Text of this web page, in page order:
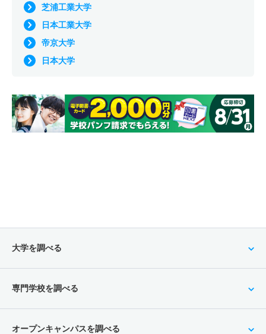
芝浦工業大学
日本工業大学
帝京大学
日本大学
大学を調べる
専門学校を調べる
オープンキャンパスを調べる